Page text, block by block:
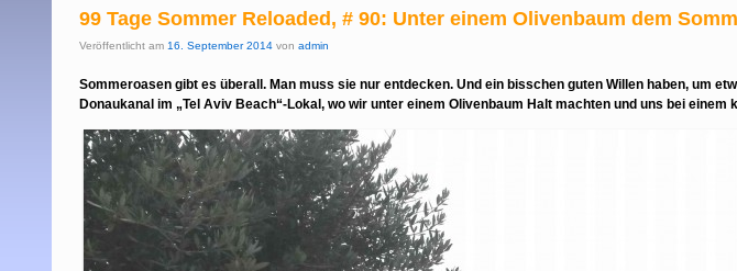
99 Tage Sommer Reloaded, # 90: Unter einem Olivenbaum dem
Veröffentlicht am 16. September 2014 von admin
Sommeroasen gibt es überall. Man muss sie nur entdecken. Und ein bisschen guten Willen haben, um
Donaukanal im „Tel Aviv Beach“-Lokal, wo wir unter einem Olivenbaum Halt machten und uns bei